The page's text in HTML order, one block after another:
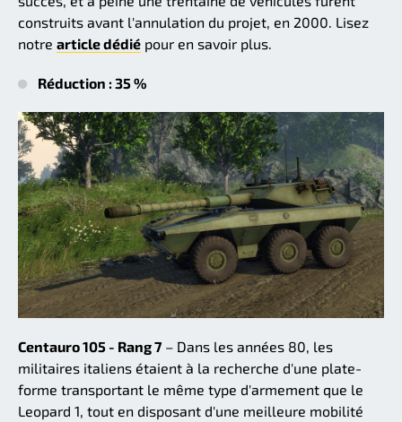
construits avant l'annulation du projet, en 2000. Lisez
notre article dédié pour en savoir plus.
Réduction : 35 %
Centauro 105 - Rang 7 – Dans les années 80, les
militaires italiens étaient à la recherche d'une plate-
forme transportant le même type d'armement que le
Leopard 1, tout en disposant d'une meilleure mobilité